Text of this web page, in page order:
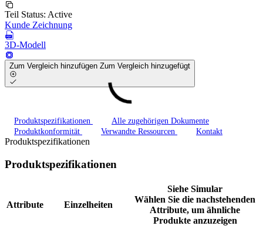
Teil Status: Active
Kunde Zeichnung
3D-Modell
Zum Vergleich hinzufügen Zum Vergleich hinzugefügt
Produktspezifikationen
Alle zugehörigen Dokumente
Produktkonformität
Verwandte Ressourcen Kontakt
Produktspezifikationen
Produktspezifikationen
Attribute Einzelheiten
Siehe Simular
Wählen Sie die nachstehenden
Attribute, um ähnliche
Produkte anzuzeigen